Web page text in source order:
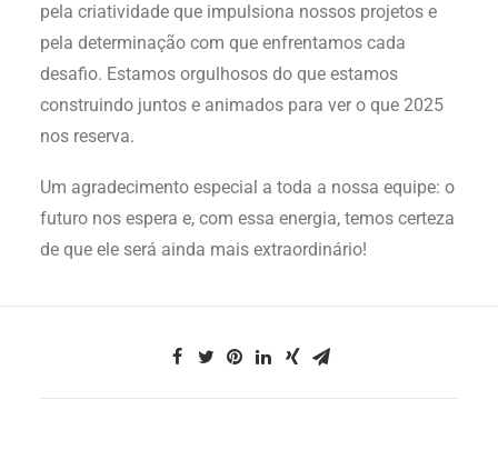
pela criatividade que impulsiona nossos projetos e
pela determinação com que enfrentamos cada
desafio. Estamos orgulhosos do que estamos
construindo juntos e animados para ver o que 2025
nos reserva.
Um agradecimento especial a toda a nossa equipe: o
futuro nos espera e, com essa energia, temos certeza
de que ele será ainda mais extraordinário!